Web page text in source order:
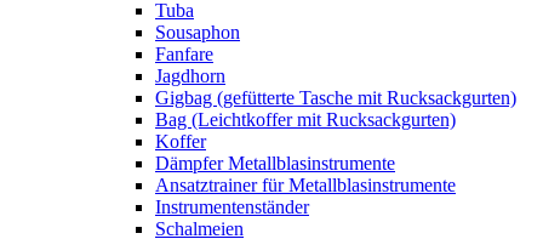
Tuba
Sousaphon
Fanfare
Jagdhorn
Gigbag (gefütterte Tasche mit Rucksackgurten)
Bag (Leichtkoffer mit Rucksackgurten)
Koffer
Dämpfer Metallblasinstrumente
Ansatztrainer für Metallblasinstrumente
Instrumentenständer
Schalmeien